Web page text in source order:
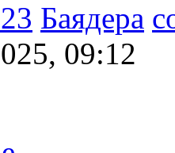
Баядера
09:12